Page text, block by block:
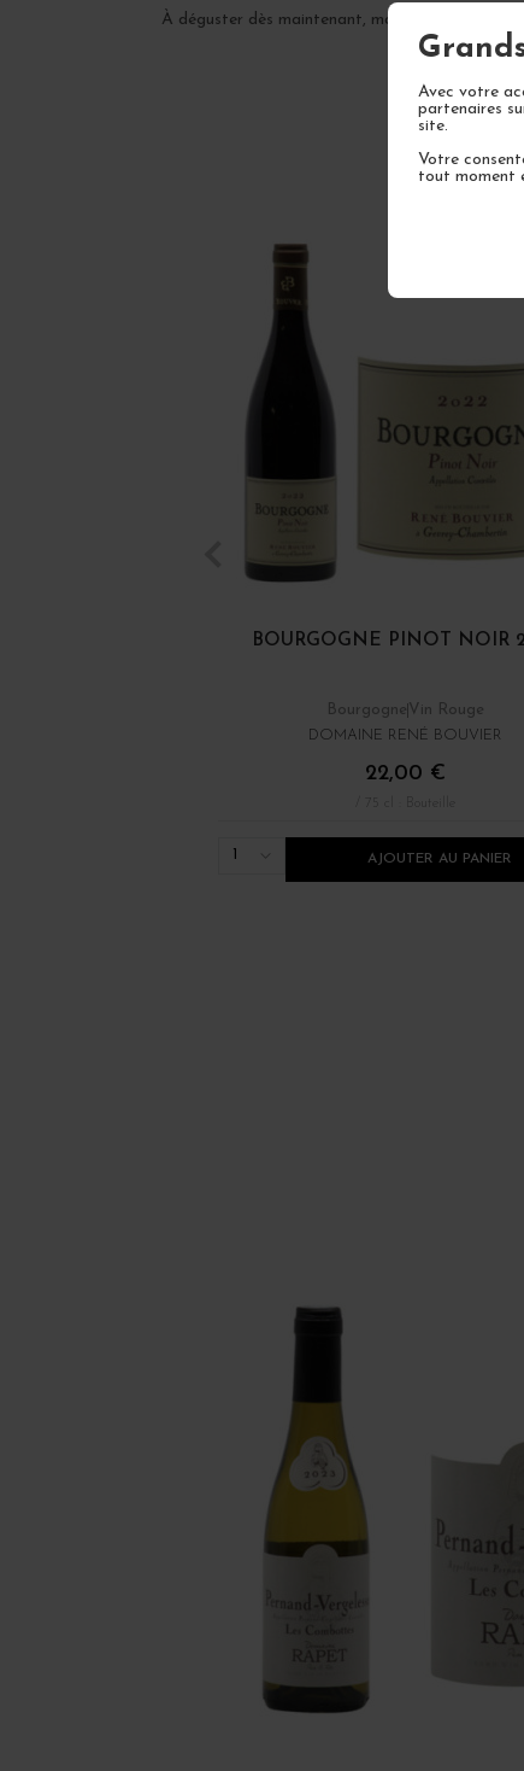
Avec votre
partenaires
site.
Votre
tout moment
À déguster dès maintenant, mais gagnera en
BOURGOGNE PINOT NOIR
Bourgogne Vin Rouge
DOMAINE RENÉ BOUVIER
22,00 €
AJOUTER AU PANIER